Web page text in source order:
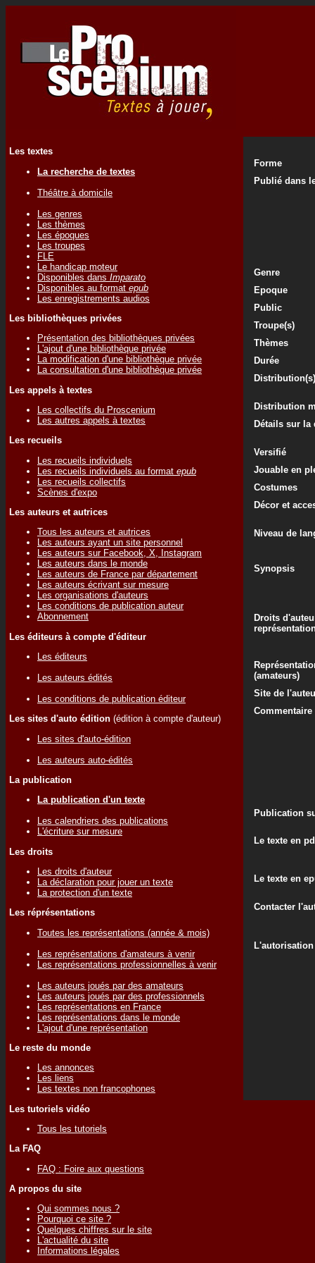
Les textes
La recherche de textes
Théâtre à domicile
Les genres
Les thèmes
Les époques
Les troupes
FLE
Le handicap moteur
Disponibles dans Imparato
Disponibles au format epub
Les enregistrements audios
Les bibliothèques privées
Présentation des bibliothèques privées
L'ajout d'une bibliothèque privée
La modification d'une bibliothèque privée
La consultation d'une bibliothèque privée
Les appels à textes
Les collectifs du Proscenium
Les autres appels à textes
Les recueils
Les recueils individuels
Les recueils individuels au format epub
Les recueils collectifs
Scènes d'expo
Les auteurs et autrices
Tous les auteurs et autrices
Les auteurs ayant un site personnel
Les auteurs sur Facebook, X, Instagram
Les auteurs dans le monde
Les auteurs de France par département
Les auteurs écrivant sur mesure
Les organisations d'auteurs
Les conditions de publication auteur
Abonnement
Les éditeurs à compte d'éditeur
Les éditeurs
Les auteurs édités
Les conditions de publication éditeur
Les sites d'auto édition (édition à compte d'auteur)
Les sites d'auto-édition
Les auteurs auto-édités
La publication
La publication d'un texte
Les calendriers des publications
L'écriture sur mesure
Les droits
Les droits d'auteur
La déclaration pour jouer un texte
La protection d'un texte
Les réprésentations
Toutes les représentations (année & mois)
Les représentations d'amateurs à venir
Les représentations professionnelles à venir
Les auteurs joués par des amateurs
Les auteurs joués par des professionnels
Les représentations en France
Les représentations dans le monde
L'ajout d'une représentation
Le reste du monde
Les annonces
Les liens
Les textes non francophones
Les tutoriels vidéo
Tous les tutoriels
La FAQ
FAQ : Foire aux questions
A propos du site
Qui sommes nous ?
Pourquoi ce site ?
Quelques chiffres sur le site
L'actualité du site
Informations légales
Forme
Publié dans
Genre
Epoque
Public
Troupe(s)
Thèmes
Durée
Distribution(s)
Distribution
Détails sur
Versifié
Jouable en
Costumes
Décor et
Niveau de
Synopsis
Droits
(amateurs)
Site de
Publication
Le texte en
Le texte en
Contacter
L'autorisation